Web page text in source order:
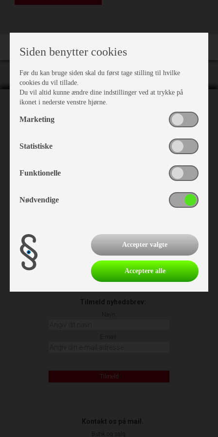
NH Camping
Helligdage: 11.00 - 16.00
Værksted:
Man-Tor: 8.00 - 16.00
Fre: 8.00 - 16.00
Tilmeld nyhedsbrev:
Navn:
E-mail:
Tilmeld
Kontakt os på mail.
Butik og salg:
Siden benytter cookies
Før du kan bruge siden skal du først tage stilling til hvilke
cookies du vil tillade.
Du vil altid kunne ændre dine indstillinger ved at trykke på
ikonet i nederste venstre hjørne.
Marketing
Statistiske
Funktionelle
Nødvendige
Accepter valgte
Acceptere alle